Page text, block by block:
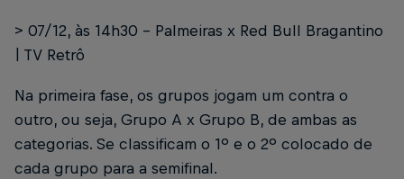
> 07/12, às 14h30 – Palmeiras x Red Bull Bragantino
| TV Retrô
Na primeira fase, os grupos jogam um contra o
outro, ou seja, Grupo A x Grupo B, de ambas as
categorias. Se classificam o 1º e o 2º colocado de
cada grupo para a semifinal.